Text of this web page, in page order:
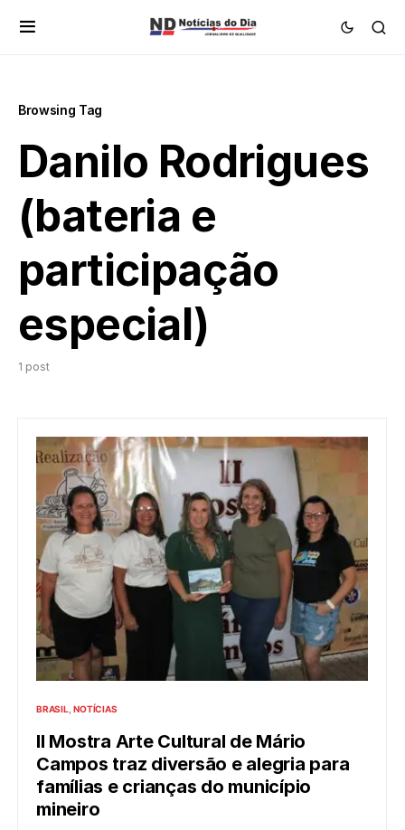
Browsing Tag
Danilo Rodrigues
(bateria e
participação
especial)
1 post
BRASIL NOTÍCIAS
II Mostra Arte Cultural de Mário
Campos traz diversão e alegria para
famílias e crianças do município
mineiro